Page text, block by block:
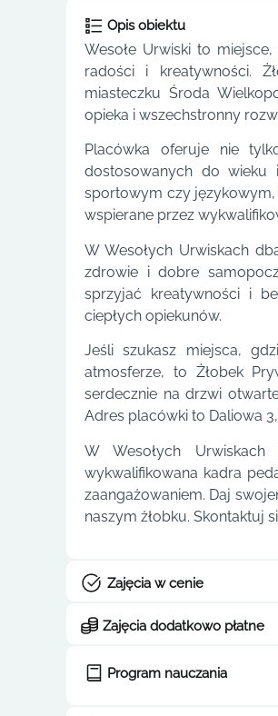
Opis obiektu
Wesołe Urwiski to
radości i kreatywności.
miasteczku Środa
opieka i wszechstronny
Placówka oferuje nie
dostosowanych do wieku
sportowym czy językowym,
wspierane przez
W Wesołych Urwiskach
zdrowie i dobre
sprzyjać kreatywności i
ciepłych opiekunów.
Jeśli szukasz miejsca,
atmosferze, to Żłobek
serdecznie na drzwi
Adres placówki to Daliowa
W Wesołych
wykwalifikowana kadra
zaangażowaniem. Daj
naszym żłobku. Skontaktuj
Zajęcia w cenie
Zajęcia dodatkowo płatne
Program nauczania